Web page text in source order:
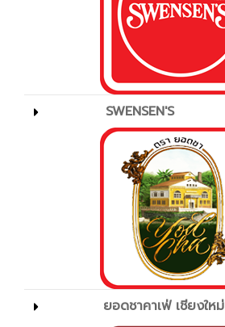
SWENSEN'S
ยอดชาคาเฟ่ เชียงใหม่